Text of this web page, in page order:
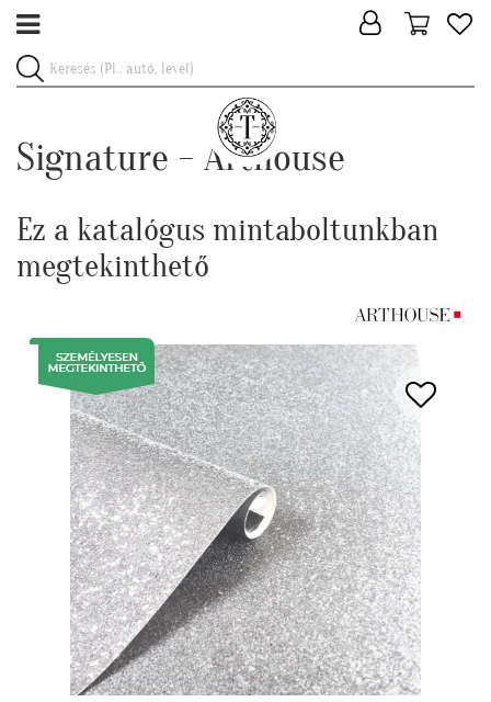
Signature - Arthouse
Ez a katalógus mintaboltunkban
megtekinthető